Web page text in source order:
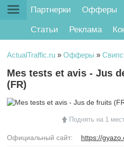
Партнерки Офферы
Статьи Реклама
ActualTraffic.ru » Офферы »
Mes tests et avis - Jus
(FR)
Поднять на 1
Официальный сайт: https://